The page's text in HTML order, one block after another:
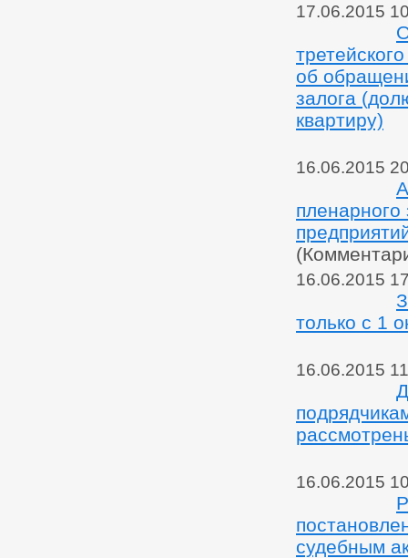
17.06.2015
об
залога
квартиру)
16.06.2015
16.06.2015
только с 1
16.06.2015
16.06.2015
судебным